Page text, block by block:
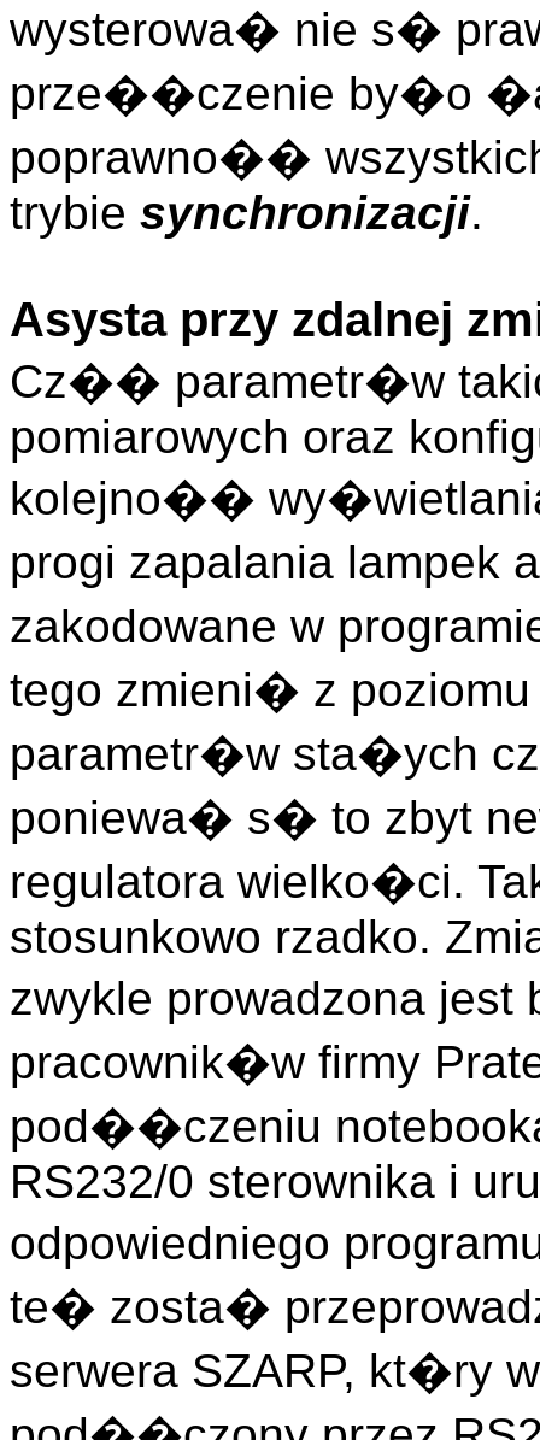
wysterowa� nie s�
prze��czenie by�o
poprawno��
trybie synchronizacji.
Asysta przy zdalnej
Cz�� parametr�w
pomiarowych oraz
kolejno��
progi zapalania lampek
zakodowane w
tego zmieni� z
parametr�w sta�ych
poniewa� s� to zbyt
regulatora wielko�ci.
stosunkowo rzadko.
zwykle prowadzona
pracownik�w firmy
pod��czeniu
RS232/0 sterownika i
odpowiedniego
te� zosta�
serwera SZARP, kt�ry